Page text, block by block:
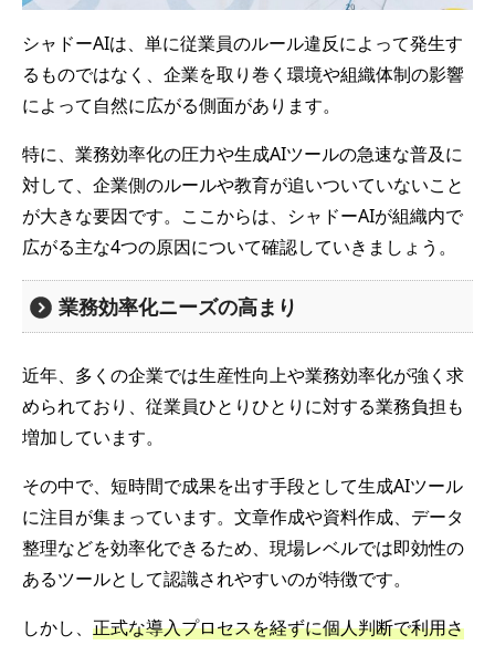
シャドーAIは、単に従業員のルール違反によって発生す
るものではなく、企業を取り巻く環境や組織体制の影響
によって自然に広がる側面があります。
特に、業務効率化の圧力や生成AIツールの急速な普及に
対して、企業側のルールや教育が追いついていないこと
が大きな要因です。ここからは、シャドーAIが組織内で
広がる主な4つの原因について確認していきましょう。
業務効率化ニーズの高まり
近年、多くの企業では生産性向上や業務効率化が強く求
められており、従業員ひとりひとりに対する業務負担も
増加しています。
その中で、短時間で成果を出す手段として生成AIツール
に注目が集まっています。文章作成や資料作成、データ
整理などを効率化できるため、現場レベルでは即効性の
あるツールとして認識されやすいのが特徴です。
しかし、 正式な導入プロセスを経ずに個人判断で利用さ